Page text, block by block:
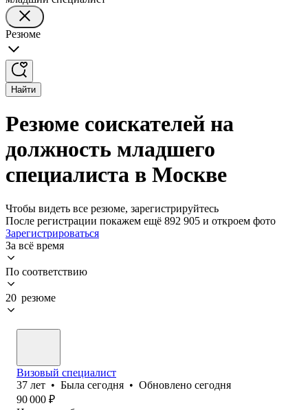
Резюме
Найти
Резюме соискателей на
должность младшего
специалиста в Москве
Чтобы видеть все резюме, зарегистрируйтесь
После регистрации покажем ещё 892 905 и откроем фото
Зарегистрироваться
За всё время
По соответствию
20 резюме
Визовый специалист
37 лет • Была сегодня • Обновлено сегодня
90 000 ₽